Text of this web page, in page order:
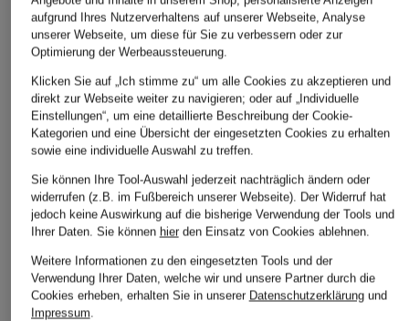
aufgrund Ihres Nutzerverhaltens auf unserer Webseite, Analyse
unserer Webseite, um diese für Sie zu verbessern oder zur
Optimierung der Werbeaussteuerung.
Klicken Sie auf „Ich stimme zu“ um alle Cookies zu akzeptieren und
direkt zur Webseite weiter zu navigieren; oder auf „Individuelle
Einstellungen“, um eine detaillierte Beschreibung der Cookie-
Kategorien und eine Übersicht der eingesetzten Cookies zu erhalten
sowie eine individuelle Auswahl zu treffen.
Sie können Ihre Tool-Auswahl jederzeit nachträglich ändern oder
widerrufen (z.B. im Fußbereich unserer Webseite). Der Widerruf hat
jedoch keine Auswirkung auf die bisherige Verwendung der Tools und
Ihrer Daten. Sie können hierden Einsatz von Cookies ablehnen.
Weitere Informationen zu den eingesetzten Tools und der
Verwendung Ihrer Daten, welche wir und unsere Partner durch die
Cookies erheben, erhalten Sie in unserer Datenschutzerklärungund
Impressum.